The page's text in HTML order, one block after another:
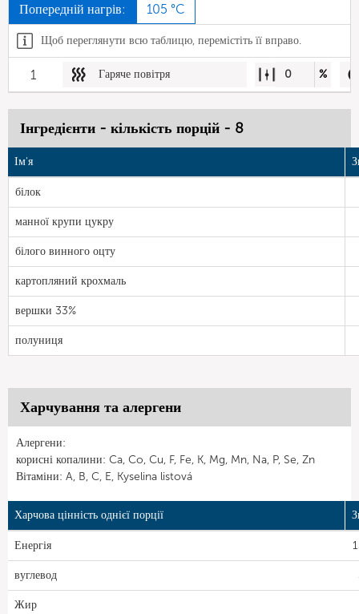
Попередній нагрів: 105 °C
Щоб переглянути всю таблицю, перемістіть її вправо.
1 Гаряче повітря 0 %
Інгредієнти - кількість порцій - 8
Ім'я
білок
манної крупи цукру
білого винного оцту
картопляний крохмаль
вершки 33%
полуниця
Харчування та алергени
Алергени:
корисні копалини: Ca, Co, Cu, F, Fe, K, Mg, Mn, Na, P, Se, Zn
Вітаміни: A, B, C, E, Kyselina listová
Харчова цінність однієї порції
Енергія
вуглевод
Жир